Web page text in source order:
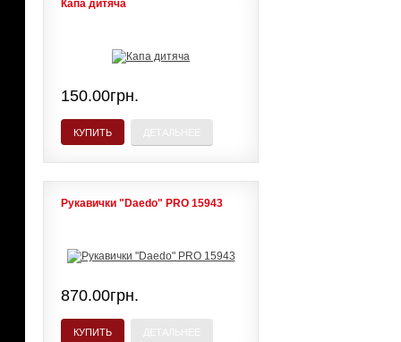
Капа дитяча
150.00грн.
КУПИТЬ
Рукавички "Daedo" PRO 15943
870.00грн.
КУПИТЬ